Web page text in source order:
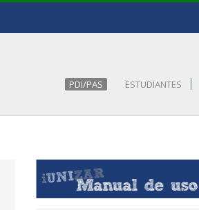
PDI/PAS ESTUDIANTES